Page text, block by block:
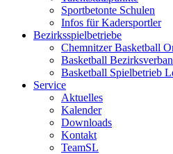
Sportbetonte Schulen
Infos für Kadersportler
Bezirksspielbetriebe
Chemnitzer Basketball
Basketball
Basketball Spielbetrieb
Service
Aktuelles
Kalender
Downloads
Kontakt
TeamSL